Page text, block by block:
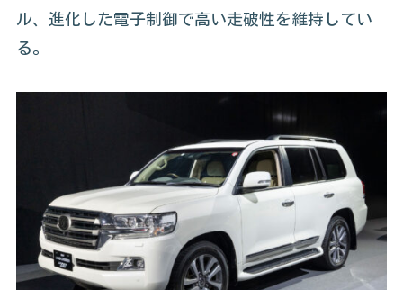
ル、進化した電子制御で高い走破性を維持してい
る。